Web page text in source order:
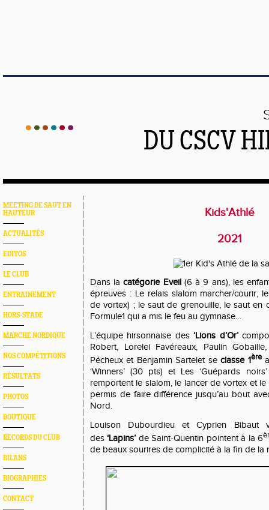
DU CSCV
MEETING DE SAUT EN
HAUTEUR
ACTUALITÉS
EDITOS
LE CLUB
ENTRAINEMENT
HORS-STADE
MARCHE NORDIQUE
NOS COMPÉTITIONS
RÉSULTATS
PHOTOS
BOUTIQUE
RECORDS DU CLUB
BILANS
BIOGRAPHIES
CONTACT
Kids'Athlé
2021
Dans lacatégorie Eveil(6 à 9 ans), les
épreuves : Le relais slalom marcher/courir,
de vortex) ; le saut de grenouille, le saut en
Formule1 qui a mis le feu au gymnase…
L’équipe hirsonnaise des ‘Lions d’Or’
Robert, Lorelei Favéreaux, Paulin
Pécheux et Benjamin Sartelet seclasse 1ère
‘Winners’ (30 pts) et Les ‘Guépards
remportent le slalom, le lancer de vortex et
permis de faire différence jusqu’au bout
Nord.
Louison Dubourdieu et Cyprien Bibaut
des‘Lapins’ de Saint-Quentin pointent à la 6
de beaux sourires de complicité à la fin de la